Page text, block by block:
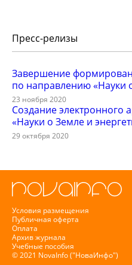
Пресс-релизы
Завершение
по направлению «Науки
23 ноября 2020
Создание электронного
«Науки о Земле и
29 октября 2020
Условия размещения
Публичная оферта
Оплата
Архив журнала
Учебные пособия
© 2021 NovaInfo ("НоваИнфо")